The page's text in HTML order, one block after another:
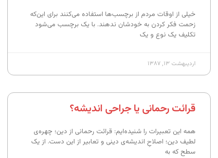
خیلی از اوقات مردم از برچسب‌ها استفاده می‌کنند برای این‌که
زحمت فکر کردن به خودشان ندهند. با یک برچسب می‌شود
تکلیف یک نوع و یک
اردیبهشت ۱۳, ۱۳۸۷
قرائت رحمانی یا جراحی اندیشه؟
همه این تعبیرات را شنیده‌ایم: قرائت رحمانی از دین؛ چهره‌ی
لطیف دین؛ اصلاحِ اندیشه‌ی دینی و تعابیر از این دست. از یک
سطح که به